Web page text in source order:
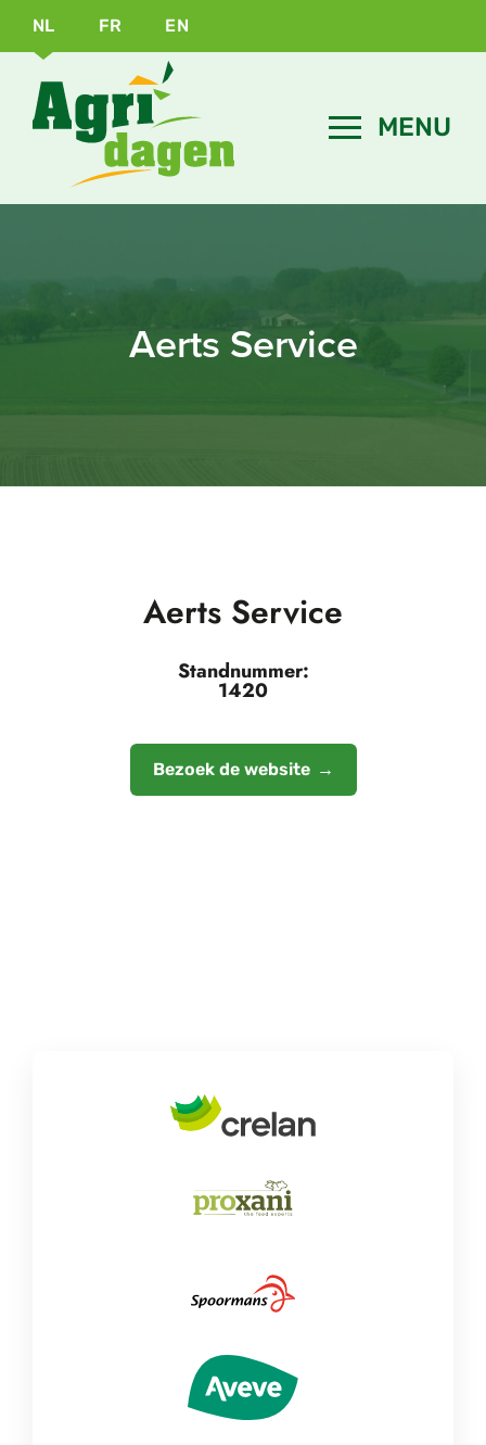
NL FR EN
Aerts Service
Aerts Service
Standnummer:
1420
Bezoek de website